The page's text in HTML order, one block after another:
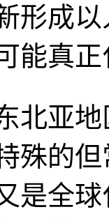
形成
能真
北亚
殊的
是全